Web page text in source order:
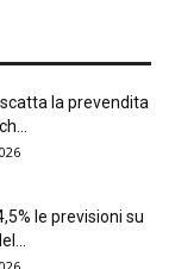
la prevendita
le previsioni su